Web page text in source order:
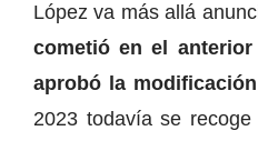
López va más allá
cometió en el
aprobó la modificación
2023 todavía se